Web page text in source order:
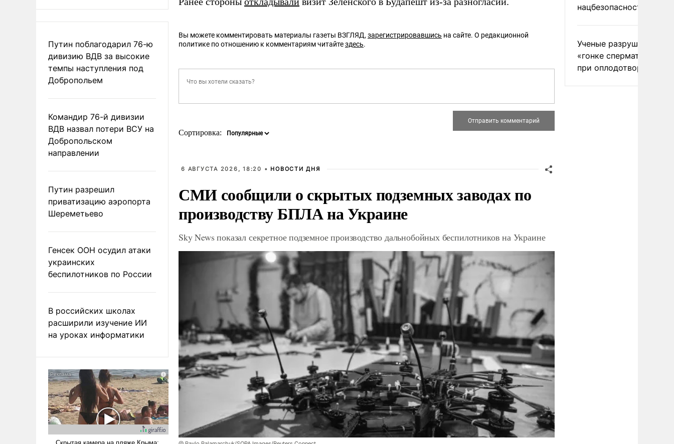
Путин поблагодарил 76-ю
дивизию ВДВ за высокие
темпы наступления под
Добропольем
Командир 76-й дивизии
ВДВ назвал потери ВСУ на
Добропольском
направлении
Путин разрешил
приватизацию аэропорта
Шереметьево
Генсек ООН осудил атаки
украинских
беспилотников по России
В российских школах
расширили изучение ИИ
на уроках информатики
Вы можете комментировать материалы газеты ВЗГЛЯД, зарегистрировавшись на сайте. О редакционной
политике по отношению к комментариям читайтездесь.
Сортировка:
6 АВГУСТА 2026, 18:20 • НОВОСТИ ДНЯ
СМИ сообщили о скрытых подземных заводах по
производству БПЛА на Украине
Sky News показал секретное подземное производство дальнобойных беспилотников на Украине
нацбезопасности
Ученые разрушили миф
«гонке
при оплодотворении